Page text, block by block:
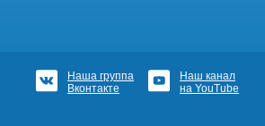
Наша группа
Вконтакте
Наш канал
на YouTube